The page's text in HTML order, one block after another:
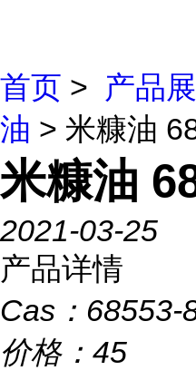
首页 > 产品
油 > 米糠油
米糠油
2021-03-25
产品详情
Cas： 68553-
价格： 45